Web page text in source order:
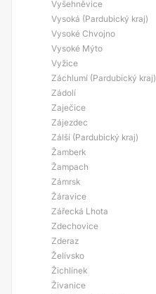
Vyšehněvice
Vysoká (Pardubický kraj)
Vysoké Chvojno
Vysoké Mýto
Vyžice
Záchlumí (Pardubický kraj)
Zádolí
Zaječice
Zájezdec
Zálší (Pardubický kraj)
Žamberk
Žampach
Zámrsk
Žáravice
Zářecká Lhota
Zdechovice
Zderaz
Želívsko
Žichlínek
Živanice